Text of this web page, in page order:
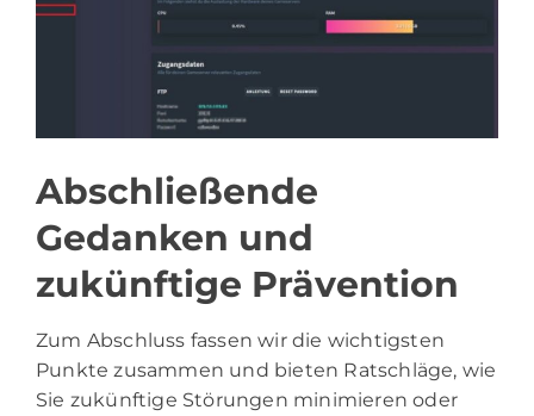
Abschließende
Gedanken und
zukünftige Prävention
Zum Abschluss fassen wir die wichtigsten
Punkte zusammen und bieten Ratschläge, wie
Sie zukünftige Störungen minimieren oder